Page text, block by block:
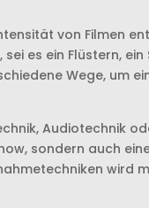
von Filmen
es ein Flüstern,
Wege, um
Audiotechnik
sondern auch
wird